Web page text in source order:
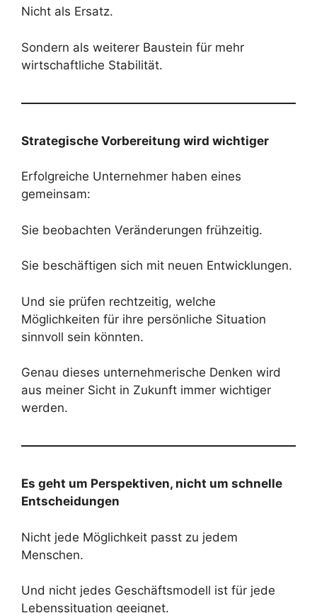
Nicht als Ersatz.
Sondern als weiterer Baustein für mehr
wirtschaftliche Stabilität.
Strategische Vorbereitung wird wichtiger
Erfolgreiche Unternehmer haben eines
gemeinsam:
Sie beobachten Veränderungen frühzeitig.
Sie beschäftigen sich mit neuen Entwicklungen.
Und sie prüfen rechtzeitig, welche
Möglichkeiten für ihre persönliche Situation
sinnvoll sein könnten.
Genau dieses unternehmerische Denken wird
aus meiner Sicht in Zukunft immer wichtiger
werden.
Es geht um Perspektiven, nicht um schnelle
Entscheidungen
Nicht jede Möglichkeit passt zu jedem
Menschen.
Und nicht jedes Geschäftsmodell ist für jede
Lebenssituation geeignet.